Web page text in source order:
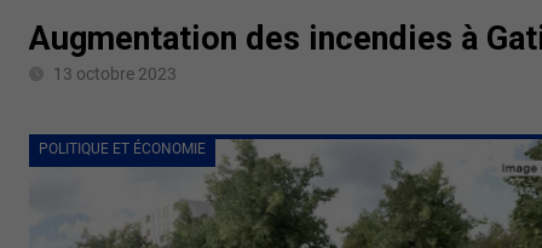
Augmentation des incendies à
13 octobre 2023
POLITIQUE ET ÉCONOMIE